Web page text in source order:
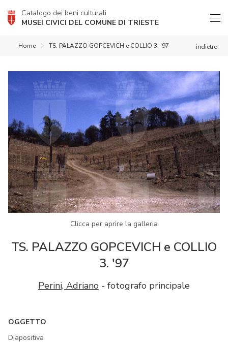
Catalogo dei beni culturali
MUSEI CIVICI DEL COMUNE DI TRIESTE
indietro
Home TS. PALAZZO GOPCEVICH e COLLIO 3. '97
Clicca per aprire la galleria
TS. PALAZZO GOPCEVICH e COLLIO
3. '97
Perini, Adriano - fotografo principale
OGGETTO
Diapositiva